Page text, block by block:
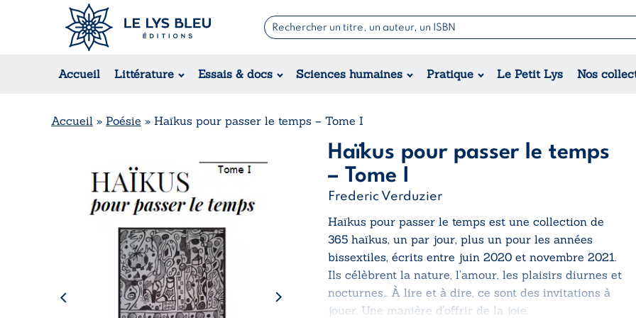
Accueil Littérature Essais & docs Sciences humaines Pratique Le Petit Lys Nos
Romans
Suspense / Thriller / Policier
Romance
Jeunesse
Théâtre
Accueil » Poésie » Haïkus pour passer le temps – Tome I
Haïkus pour passer le temps
– Tome I
Frederic Verduzier
Haïkus pour passer le temps est une collection de
365 haïkus, un par jour, plus un pour les années
bissextiles, écrits entre juin 2020 et novembre 2021.
Ils célèbrent la nature, l’amour, les plaisirs diurnes et
nocturnes… À lire et à dire, ce sont des invitations à
jouer. Une manière d’offrir de la joie.